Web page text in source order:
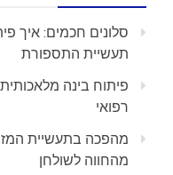
סלונים חכמים: איך
תעשיית התספורת
פיתוח בינה
רפואי
מהפכה בתעשיית
מהחווה לשולחן